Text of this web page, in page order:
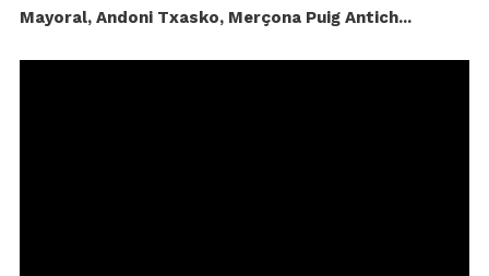
Mayoral, Andoni Txasko, Merçona Puig Antich...